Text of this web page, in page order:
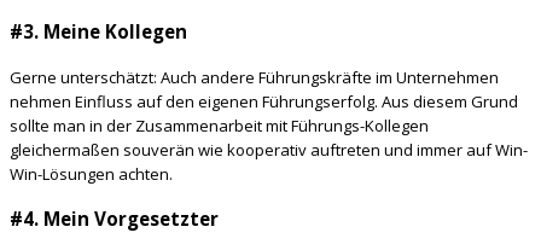
#3. Meine Kollegen
Gerne unterschätzt: Auch andere Führungskräfte im Unternehmen
nehmen Einfluss auf den eigenen Führungserfolg. Aus diesem Grund
sollte man in der Zusammenarbeit mit Führungs-Kollegen
gleichermaßen souverän wie kooperativ auftreten und immer auf Win-
Win-Lösungen achten.
#4. Mein Vorgesetzter